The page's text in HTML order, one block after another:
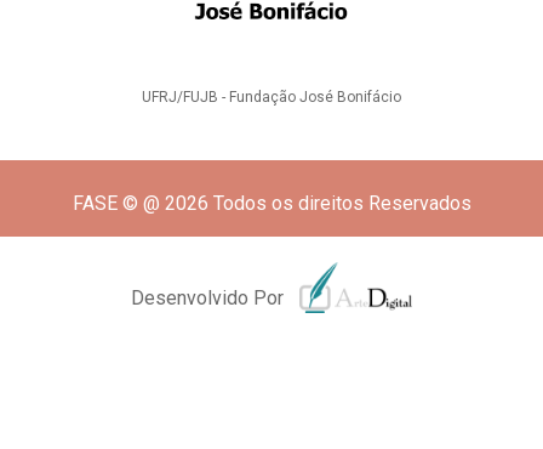
UFRJ/FUJB - Fundação José Bonifácio
FASE © @ 2026 Todos os direitos Reservados
Desenvolvido Por